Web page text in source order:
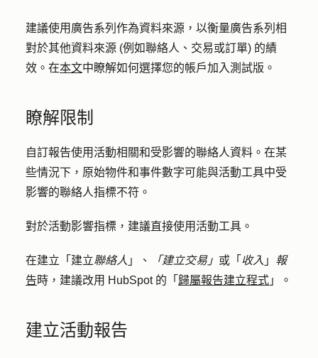
建議使用廣告系列作為資料來源，以衡量廣告系列相
對於其他資料來源 (例如聯絡人、交易或訂單) 的績
效。在本文中瞭解如何選擇您的帳戶加入測試版。
瞭解限制
自訂報告使用活動相關和受影響的聯絡人資料。在某
些情況下，原始物件和事件數字可能與活動工具中受
影響的聯絡人指標不符。
對於活動影響指標，建議直接使用活動工具。
在建立「建立聯絡人 」、 「建立交易」 或「 收入 」 報
告時，建議改用 HubSpot 的「 歸屬報告建立程式 」。
建立活動報告